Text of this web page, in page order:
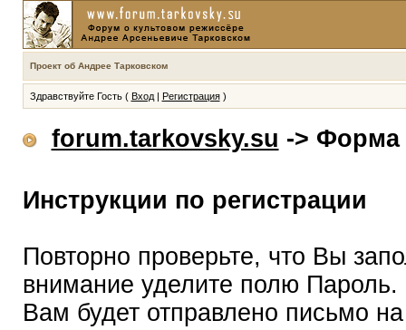
Проект об Андрее Тарковском
Здравствуйте Гость ( Вход| Регистрация)
forum.tarkovsky.su -> Форма
Инструкции по регистрации
Повторно проверьте, что Вы
внимание уделите полю Пароль.
Вам будет отправлено письмо